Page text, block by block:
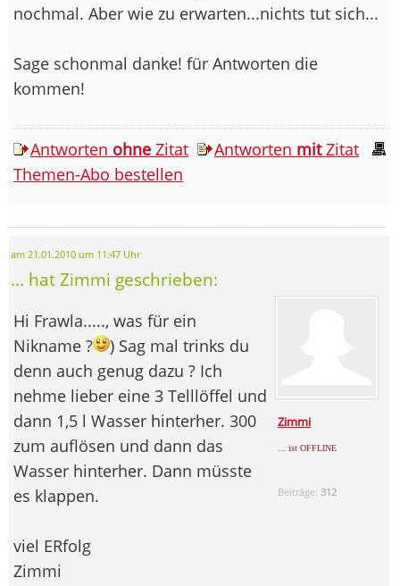
nochmal. Aber wie zu erwarten...nichts tut sich...
Sage schonmal danke! für Antworten die
kommen!
Antworten ohne Zitat Antworten mitZitat
Themen-Abo bestellen
am 21.01.2010 um 11:47 Uhr
... hat Zimmi geschrieben:
Zimmi
... ist OFFLINE
Beiträge: 312
Hi Frawla....., was für ein
Nikname ?
) Sag mal trinks du
denn auch genug dazu ? Ich
nehme lieber eine 3 Telllöffel und
dann 1,5 l Wasser hinterher. 300
zum auflösen und dann das
Wasser hinterher. Dann müsste
es klappen.
viel ERfolg
Zimmi